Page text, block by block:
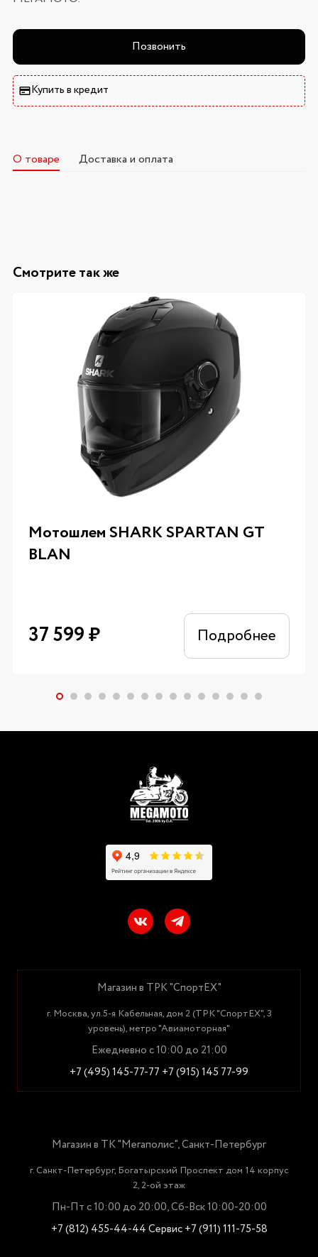
Позвонить
Купить в кредит
О товаре Доставка и оплата
Смотрите так же
Мотошлем SHARK SPARTAN GT
BLAN
37 599₽ Подробнее
Магазин в ТРК "СпортЕХ"
г. Москва, ул.5-я Кабельная, дом 2 (ТРК "СпортЕХ", 3
уровень), метро "Авиамоторная"
Ежедневно с 10:00 до 21:00
+7 (495) 145-77-77 +7 (915) 145 77-99
Магазин в ТК "Мегаполис", Санкт-Петербург
г. Санкт-Петербург, Богатырский Проспект дом 14 корпус
2, 2-ой этаж
Пн-Пт с 10:00 до 20:00, Сб-Вск 10:00-20:00
+7 (812) 455-44-44Сервис +7 (911) 111-75-58